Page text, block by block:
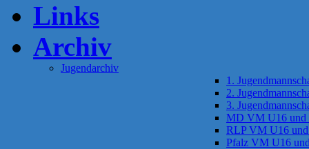
Links
Archiv
Jugendarchiv
1.
2.
3.
MD VM U16 und
RLP VM U16
Pfalz VM U16